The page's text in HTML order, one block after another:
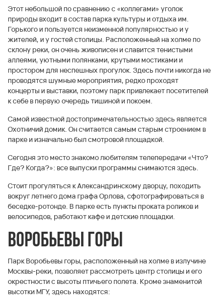
Этот небольшой по сравнению с «коллегами» уголок
природы входит в состав парка культуры и отдыха им.
Горького и пользуется неизменной популярностью и у
жителей, и у гостей столицы. Расположенный на холме по
склону реки, он очень живописен и славится тенистыми
аллеями, уютными полянками, крутыми мостиками и
простором для неспешных прогулок. Здесь почти никогда не
проводятся шумные мероприятия, редко проходят
концерты и выставки, поэтому парк привлекает посетителей
к себе в первую очередь тишиной и покоем.
Самой известной достопримечательностью здесь является
Охотничий домик. Он считается самым старым строением в
парке и изначально был смотровой площадкой.
Сегодня это место знакомо любителям телепередачи «Что?
Где? Когда?»: все выпуски программы снимаются здесь.
Стоит прогуляться к Александринскому дворцу, походить
вокруг летнего дома графа Орлова, сфотографироваться в
беседке-ротонде. В парке есть пункты проката роликов и
велосипедов, работают кафе и детские площадки.
Воробьевы горы
Парк Воробьевы горы, расположенный на холме в излучине
Москвы-реки, позволяет рассмотреть центр столицы и его
окрестности с высоты птичьего полета. Кроме знаменитой
высотки МГУ, здесь находятся: